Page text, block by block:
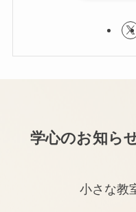
学心のお知ら
小さな教